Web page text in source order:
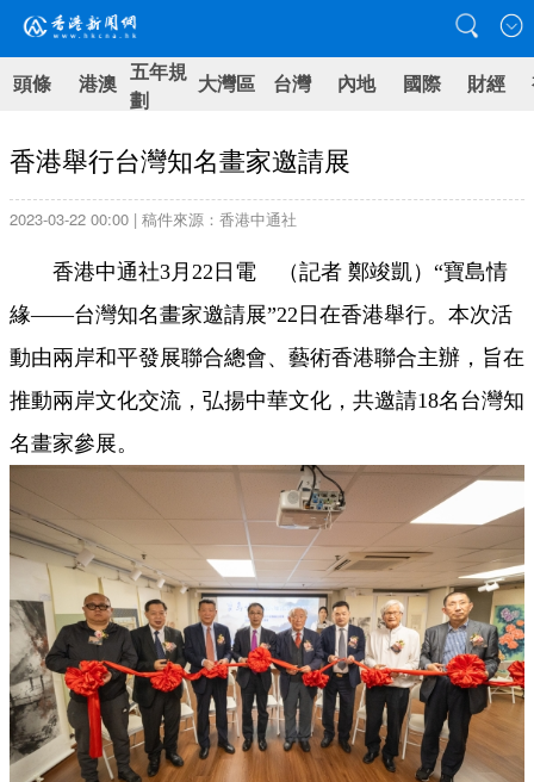
頭條 港澳 五年規
劃
大灣區 台灣 內地 國際 財經
香港舉行台灣知名畫家邀請展
2023-03-22 00:00 | 稿件來源：香港中通社
香港中通社3月22日電 （記者 鄭竣凱）“寶島情
緣——台灣知名畫家邀請展”22日在香港舉行。本次活
動由兩岸和平發展聯合總會、藝術香港聯合主辦，旨在
推動兩岸文化交流，弘揚中華文化，共邀請18名台灣知
名畫家參展。